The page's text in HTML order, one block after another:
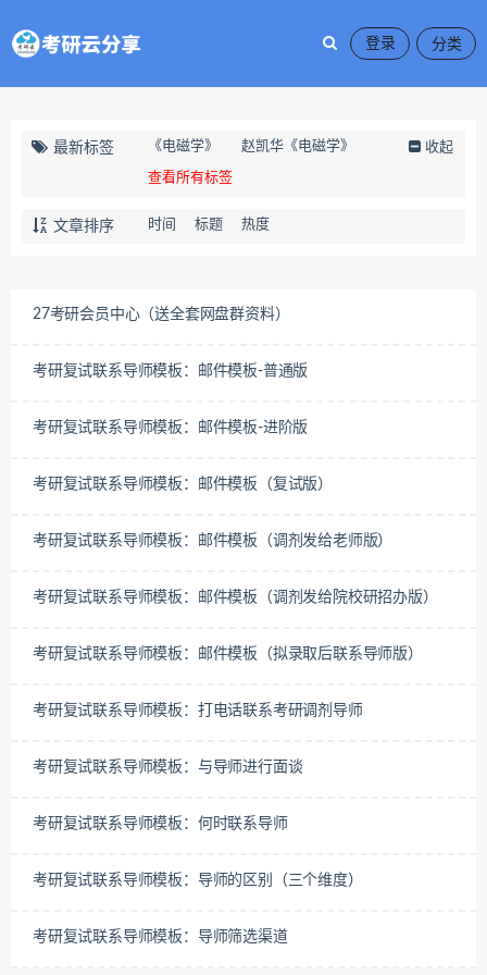
登录
最新标签 《电磁学》 赵凯华《电磁学》
查看所有标签
收起
文章排序 时间 标题 热度
27考研会员中心（送全套网盘群资料）
考研复试联系导师模板：邮件模板-普通版
考研复试联系导师模板：邮件模板-进阶版
考研复试联系导师模板：邮件模板（复试版）
考研复试联系导师模板：邮件模板（调剂发给老师版）
考研复试联系导师模板：邮件模板（调剂发给院校研招办版）
考研复试联系导师模板：邮件模板（拟录取后联系导师版）
考研复试联系导师模板：打电话联系考研调剂导师
考研复试联系导师模板：与导师进行面谈
考研复试联系导师模板：何时联系导师
考研复试联系导师模板：导师的区别（三个维度）
考研复试联系导师模板：导师筛选渠道